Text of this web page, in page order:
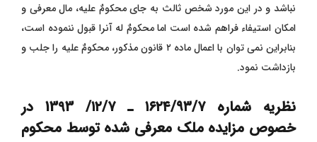
نباشد و در این مورد شخص ثالث به جای محکومٌ‌ علیه، مال معرفی و
امکان استیفاء فراهم شده است اما محکومٌ‌ له آنرا قبول ننموده است،
بنابراین نمی توان با اعمال ماده ۲ قانون مذکور، محکومٌ ‌علیه را جلب و
بازداشت نمود.
نظریه شماره۱۶۲۴/۹۳/۷ ـ
۱۲/۷/ 1393 در
خصوص مزایده ملک معرفی شده توسط محکوم